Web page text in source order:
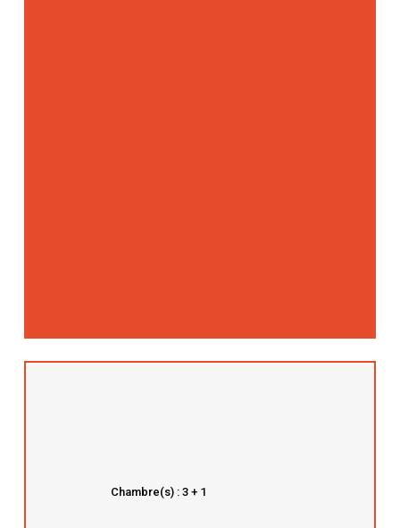
Chambre(s) : 3 + 1